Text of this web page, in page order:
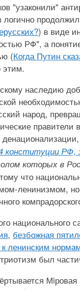
"узаконили"
логично
) в виде
РФ", а
(Когда Путин
этим.
наследию
народ,
конституции
которых в
что
ленинизмом,
национального
, безбожная
ленинским
был